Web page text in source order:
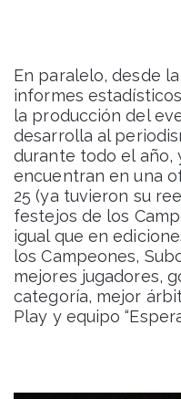
En paralelo, desde
informes
la producción del
desarrolla al
durante todo el año,
encuentran en una
25 (ya tuvieron su
festejos de los
igual que en
los Campeones,
mejores jugadores,
categoría, mejor
Play y equipo